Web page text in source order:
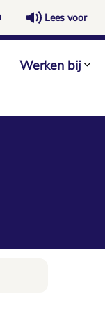
Lees voor
Werken bij